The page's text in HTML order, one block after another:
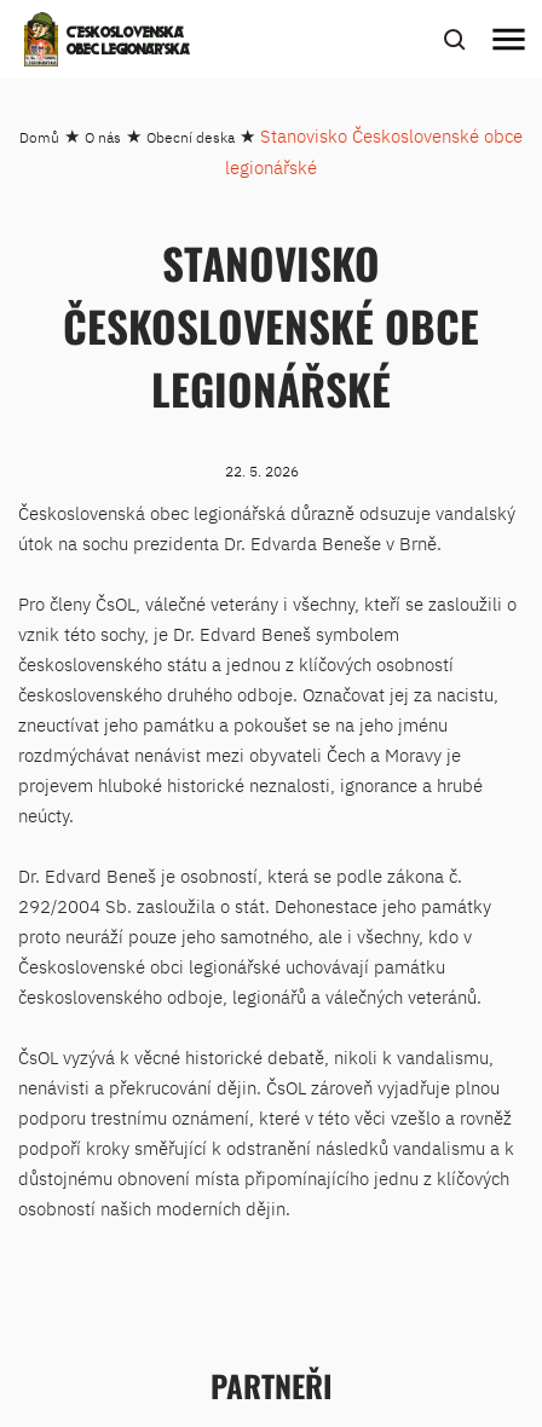
ČESKOSLOVENSKÁ
OBEC LEGIONÁŘSKÁ
menu
Domů ★ O nás ★ Obecní deska ★ Stanovisko Československé obce
legionářské
STANOVISKO
ČESKOSLOVENSKÉ OBCE
LEGIONÁŘSKÉ
22. 5. 2026
Československá obec legionářská důrazně odsuzuje vandalský
útok na sochu prezidenta Dr. Edvarda Beneše v Brně.
Pro členy ČsOL, válečné veterány i všechny, kteří se zasloužili o
vznik této sochy, je Dr. Edvard Beneš symbolem
československého státu a jednou z klíčových osobností
československého druhého odboje. Označovat jej za nacistu,
zneuctívat jeho památku a pokoušet se na jeho jménu
rozdmýchávat nenávist mezi obyvateli Čech a Moravy je
projevem hluboké historické neznalosti, ignorance a hrubé
neúcty.
Dr. Edvard Beneš je osobností, která se podle zákona č.
292/2004 Sb. zasloužila o stát. Dehonestace jeho památky
proto neuráží pouze jeho samotného, ale i všechny, kdo v
Československé obci legionářské uchovávají památku
československého odboje, legionářů a válečných veteránů.
ČsOL vyzývá k věcné historické debatě, nikoli k vandalismu,
nenávisti a překrucování dějin. ČsOL zároveň vyjadřuje plnou
podporu trestnímu oznámení, které v této věci vzešlo a rovněž
podpoří kroky směřující k odstranění následků vandalismu a k
důstojnému obnovení místa připomínajícího jednu z klíčových
osobností našich moderních dějin.
PARTNEŘI